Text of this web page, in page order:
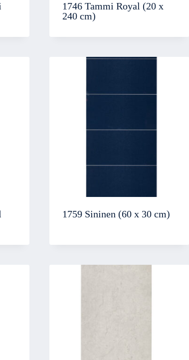
1746 Tammi Royal (20 x
240 cm)
1759 Sininen (60 x 30 cm)